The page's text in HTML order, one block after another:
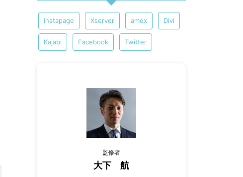
Instapage Xserver amex Divi
Kajabi Facebook Twitter
監修者
大下 航